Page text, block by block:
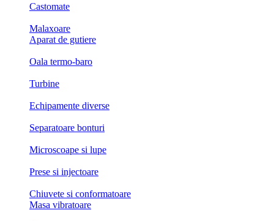
Castomate
Malaxoare
Aparat de gutiere
Oala termo-baro
Turbine
Echipamente diverse
Separatoare bonturi
Microscoape si lupe
Prese si injectoare
Chiuvete si conformatoare
Masa vibratoare